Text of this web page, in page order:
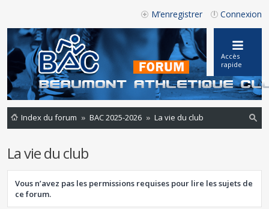
Connexion
M’enregistrer
Accès
rapide
Index du forum BAC 2025-2026
La vie du club
rc
he
La vie du club
Vous n’avez pas les permissions requises pour lire les sujets de
ce forum.